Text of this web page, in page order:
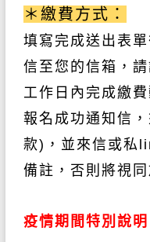
＊繳費方式：
填寫完成送出表
信至您的信箱，
工作日 內完成繳
報名成功通知信
款) ，並來信或私
備註 ， 否則將視
疫情期間特別說明